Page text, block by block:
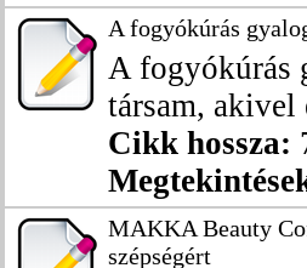
A fogyókúrás
A fogyókúrás
társam,
Cikk hossza:
MAKKA Beauty
szépségért